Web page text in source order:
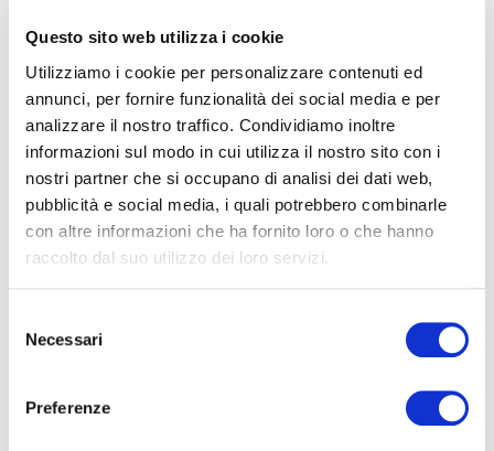
Questo sito web utilizza i cookie
Utilizziamo i cookie per personalizzare contenuti ed
annunci, per fornire funzionalità dei social media e per
analizzare il nostro traffico. Condividiamo inoltre
informazioni sul modo in cui utilizza il nostro sito con i
nostri partner che si occupano di analisi dei dati web,
pubblicità e social media, i quali potrebbero combinarle
con altre informazioni che ha fornito loro o che hanno
raccolto dal suo utilizzo dei loro servizi.
delNecessari
Preferenze
agli amatori che hanno già una conoscenza
pregressa delle nozioni base di fotografia. Durante
il programma, oltre all’apprendimento delle
tecniche di ripesa, si affronteranno anche argomenti
post-produzione
utilizzo del flash nel ritratto e nello still life e la
costruzionedi una sequenza di immagini.
Per un ottimale svolgimento del corso è
– conoscano le tecniche base di esposizione (uso